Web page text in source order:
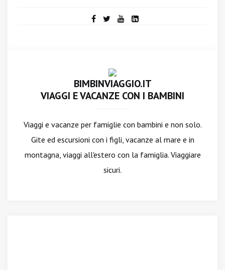
BIMBINVIAGGIO.IT
VIAGGI E VACANZE CON I BAMBINI
Viaggi e vacanze per famiglie con bambini e non solo.
Gite ed escursioni con i figli, vacanze al mare e in
montagna, viaggi all'estero con la famiglia. Viaggiare
sicuri.